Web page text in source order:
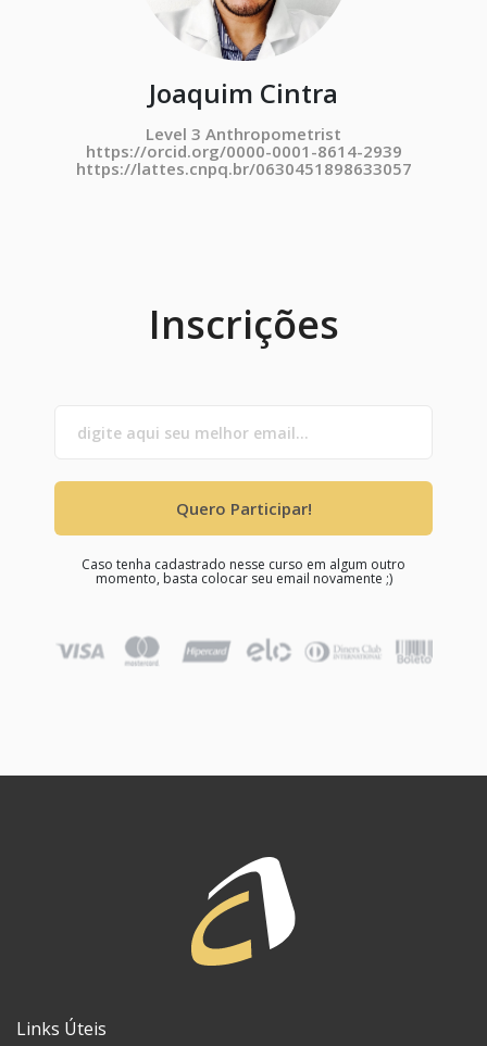
Joaquim Cintra
Level 3 Anthropometrist
https://orcid.org/0000-0001-8614-2939
https://lattes.cnpq.br/0630451898633057
Inscrições
Quero Participar!
Caso tenha cadastrado nesse curso em algum outro
momento, basta colocar seu email novamente ;)
Links Úteis